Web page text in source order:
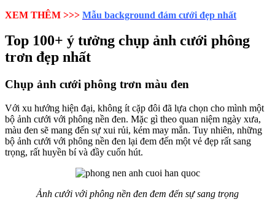
XEM THÊM >>> Mẫu background đám cưới đẹp nhất
Top 100+ ý tưởng chụp ảnh cưới phông
trơn đẹp nhất
Chụp ảnh cưới phông trơn màu đen
Với xu hướng hiện đại, không ít cặp đôi đã lựa chọn cho mình một
bộ ảnh cưới với phông nền đen. Mặc gì theo quan niệm ngày xưa,
màu đen sẽ mang đến sự xui rủi, kém may mắn. Tuy nhiên, những
bộ ảnh cưới với phông nền đen lại đem đến một vẻ đẹp rất sang
trọng, rất huyền bí và đầy cuốn hút.
Ảnh cưới với phông nền đen đem đến sự sang trọng